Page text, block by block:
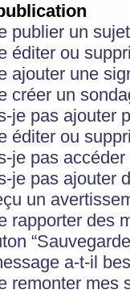
publier un
éditer ou
ajouter une
créer un
je pas ajouter
éditer ou
je pas
je pas ajouter
un
rapporter des
a-t-il
remonter mes